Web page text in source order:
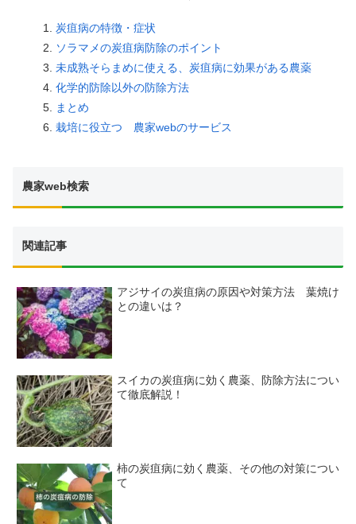
炭疽病の特徴・症状
ソラマメの炭疽病防除のポイント
未成熟そらまめに使える、炭疽病に効果がある農薬
化学的防除以外の防除方法
まとめ
栽培に役立つ 農家webのサービス
農家web検索
関連記事
アジサイの炭疽病の原因や対策方法 葉焼け
との違いは？
スイカの炭疽病に効く農薬、防除方法につい
て徹底解説！
柿の炭疽病に効く農薬、その他の対策につい
て